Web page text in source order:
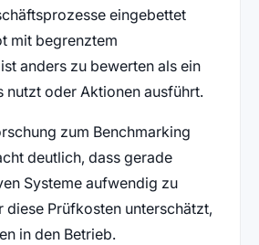
eingebettet
mit begrenztem
anders zu bewerten als ein
nutzt oder Aktionen ausführt.
zum Benchmarking
deutlich, dass gerade
Systeme aufwendig zu
diese Prüfkosten unterschätzt,
in den Betrieb.